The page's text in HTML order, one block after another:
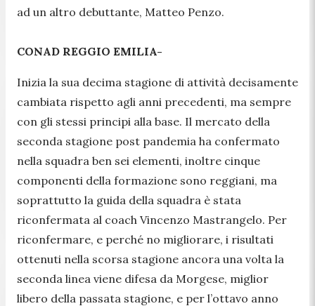
ad un altro debuttante, Matteo Penzo.
CONAD REGGIO EMILIA-
Inizia la sua decima stagione di attività decisamente
cambiata rispetto agli anni precedenti, ma sempre
con gli stessi principi alla base. Il mercato della
seconda stagione post pandemia ha confermato
nella squadra ben sei elementi, inoltre cinque
componenti della formazione sono reggiani, ma
soprattutto la guida della squadra è stata
riconfermata al coach Vincenzo Mastrangelo. Per
riconfermare, e perché no migliorare, i risultati
ottenuti nella scorsa stagione ancora una volta la
seconda linea viene difesa da Morgese, miglior
libero della passata stagione, e per l’ottavo anno